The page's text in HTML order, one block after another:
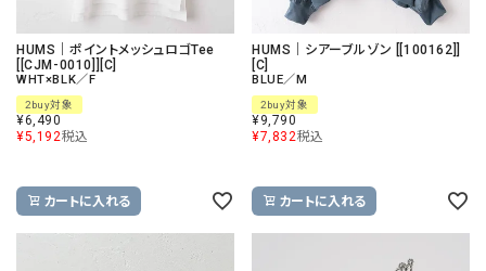
HUMS｜ポイントメッシュロゴTee
[[CJM-0010]][C]
WHT×BLK／F
2buy対象
¥6,490
¥5,192税込
カートに入れる
HUMS｜シアーブルゾン [[100162]]
[C]
BLUE／M
2buy対象
¥9,790
¥7,832税込
カートに入れる